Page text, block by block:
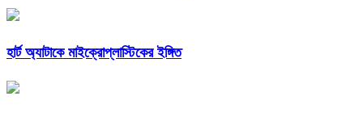
হার্ট অ্যাটাকে মাইক্রোপ্লাস্টিকের ইঙ্গিত